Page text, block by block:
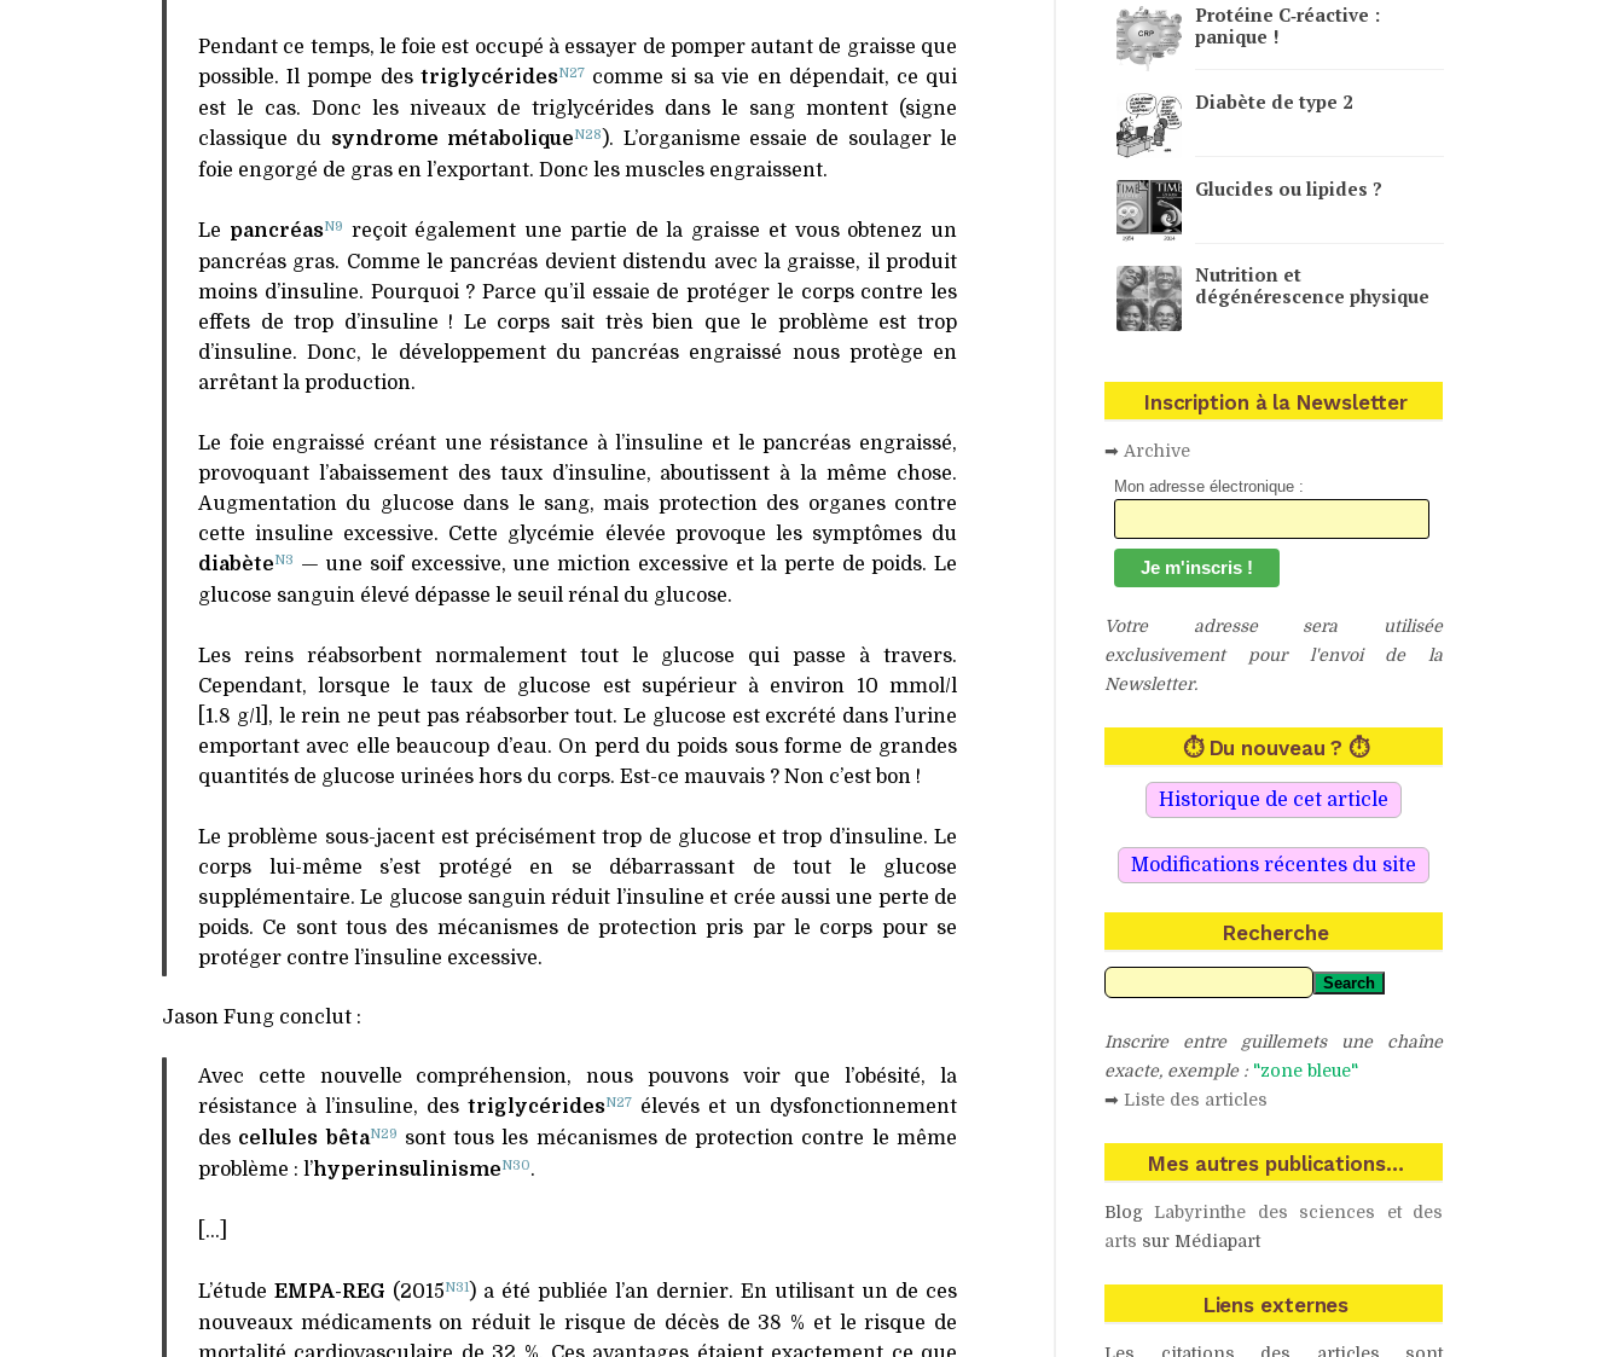
Pendant ce temps, le foie est occupé à essayer de pomper autant de graisse que
possible. Il pompe des triglycéridesN27 comme si sa vie en dépendait, ce qui
est le cas. Donc les niveaux de triglycérides dans le sang montent (signe
classique du syndrome métaboliqueN28). L’organisme essaie de soulager le
foie engorgé de gras en l’exportant. Donc les muscles engraissent.
Le pancréasN9
reçoit également une partie de la graisse et vous obtenez un
pancréas gras. Comme le pancréas devient distendu avec la graisse, il produit
moins d’insuline. Pourquoi ? Parce qu’il essaie de protéger le corps contre les
effets de trop d’insuline ! Le corps sait très bien que le problème est trop
d’insuline. Donc, le développement du pancréas engraissé nous protège en
arrêtant la production.
Le foie engraissé créant une résistance à l’insuline et le pancréas engraissé,
provoquant l’abaissement des taux d’insuline, aboutissent à la même chose.
Augmentation du glucose dans le sang, mais protection des organes contre
cette insuline excessive. Cette glycémie élevée provoque les symptômes du
diabèteN3
— une soif excessive, une miction excessive et la perte de poids. Le
glucose sanguin élevé dépasse le seuil rénal du glucose.
Les reins réabsorbent normalement tout le glucose qui passe à travers.
Cependant, lorsque le taux de glucose est supérieur à environ 10 mmol/l
[1.8 g/l], le rein ne peut pas réabsorber tout. Le glucose est excrété dans l’urine
emportant avec elle beaucoup d’eau. On perd du poids sous forme de grandes
quantités de glucose urinées hors du corps. Est-ce mauvais ? Non c’est bon !
Le problème sous-jacent est précisément trop de glucose et trop d’insuline. Le
corps lui-même s’est protégé en se débarrassant de tout le glucose
supplémentaire. Le glucose sanguin réduit l’insuline et crée aussi une perte de
poids. Ce sont tous des mécanismes de protection pris par le corps pour se
protéger contre l’insuline excessive.
Jason Fung conclut :
Avec cette nouvelle compréhension, nous pouvons voir que l’obésité, la
résistance à l’insuline, des triglycéridesN27
élevés et un dysfonctionnement
des cellules bêtaN29
sont tous les mécanismes de protection contre le même
problème : l’hyperinsulinismeN30.
[…]
L’étude EMPA-REG (2015N31) a été publiée l’an dernier. En utilisant un de ces
nouveaux médicaments on réduit le risque de décès de 38 % et le risque de
Protéine C‑réactive :
panique !
Diabète de type 2
Glucides ou lipides ?
Nutrition et
dégénérescence physique
Inscription à la Newsletter
➡ Archive
Mon adresse électronique :
Votre adresse sera utilisée
exclusivement pour l'envoi de la
Newsletter.
⏱ Du nouveau ? ⏱
Recherche
Search
Inscrire entre guillemets une chaîne
exacte, exemple : "zone bleue"
➡ Liste des articles
Mes autres publications…
BlogLabyrinthe des sciences et des
arts sur Médiapart
Liens externes